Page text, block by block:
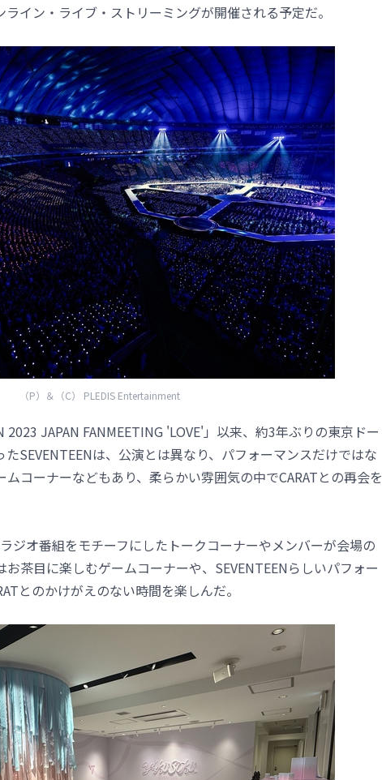
イン・ライブ・ストリーミングが開催される予定だ。
（P）＆（C） PLEDIS Entertainment
2023 JAPAN FANMEETING 'LOVE'」以来、約3年ぶりの東京ドー
SEVENTEENは、公演とは異なり、パフォーマンスだけではな
コーナーなどもあり、柔らかい雰囲気の中でCARATとの再会を
ラジオ番組をモチーフにしたトークコーナーやメンバーが会場の
茶目に楽しむゲームコーナーや、SEVENTEENらしいパフォー
とのかけがえのない時間を楽しんだ。